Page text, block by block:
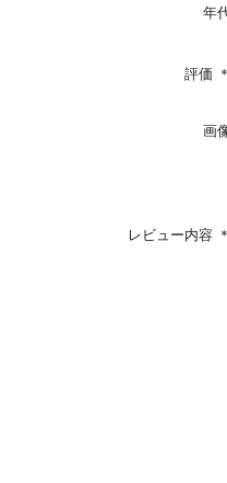
年
評価 ＊
画
レビュー内容 ＊